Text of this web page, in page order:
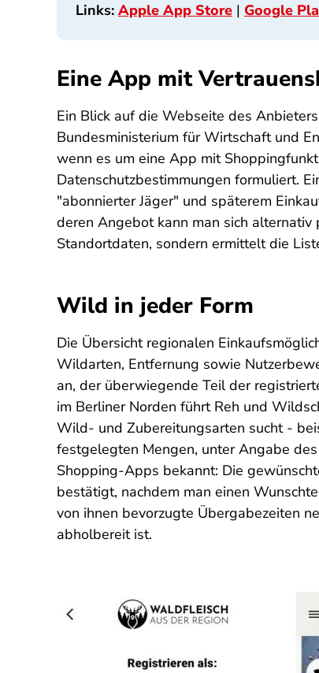
Links: Apple App Store | Google
Eine App mit
Ein Blick auf die Webseite des
Bundesministerium für Wirtschaft und
wenn es um eine App mit
Datenschutzbestimmungen formuliert.
"abonnierter Jäger" und späterem
deren Angebot kann man sich
Standortdaten, sondern ermittelt die
Wild in jeder Form
Die Übersicht regionalen
Wildarten, Entfernung sowie
an, der überwiegende Teil der
im Berliner Norden führt Reh und
Wild- und Zubereitungsarten sucht -
festgelegten Mengen, unter Angabe
Shopping-Apps bekannt: Die
bestätigt, nachdem man einen
von ihnen bevorzugte Übergabezeiten
abholbereit ist.